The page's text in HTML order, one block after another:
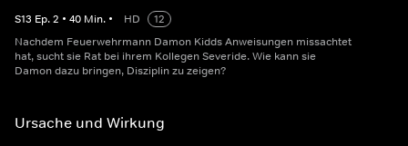
S13 Ep.2 • 40 Min. • HD
12
Nachdem Feuerwehrmann Damon Kidds Anweisungen missachtet
hat, sucht sie Rat bei ihrem Kollegen Severide. Wie kann sie
Damon dazu bringen, Disziplin zu zeigen?
Ursache und Wirkung